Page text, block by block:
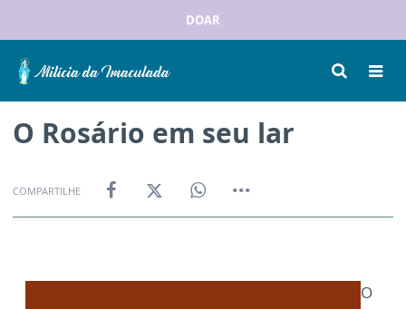
DOAR
O Rosário em seu lar
COMPARTILHE
O